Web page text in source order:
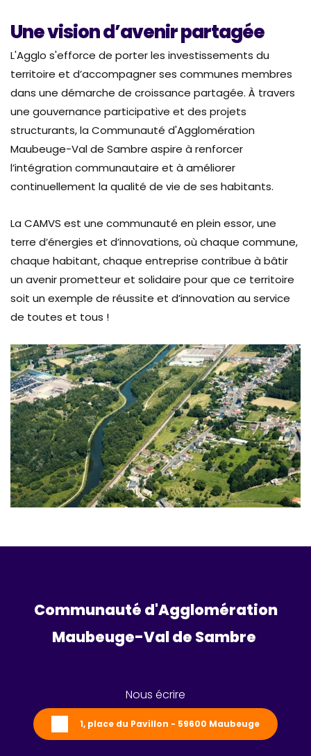
Une vision d’avenir partagée
L'Agglo s'efforce de porter les investissements du
territoire et d’accompagner ses communes membres
dans une démarche de croissance partagée. À travers
une gouvernance participative et des projets
structurants, la Communauté d'Agglomération
Maubeuge-Val de Sambre aspire à renforcer
l’intégration communautaire et à améliorer
continuellement la qualité de vie de ses habitants.
La CAMVS est une communauté en plein essor, une
terre d’énergies et d’innovations, où chaque commune,
chaque habitant, chaque entreprise contribue à bâtir
un avenir prometteur et solidaire pour que ce territoire
soit un exemple de réussite et d’innovation au service
de toutes et tous !
Communauté d'Agglomération
Maubeuge-Val de Sambre
Nous écrire
1, place du Pavillon - 59600 Maubeuge